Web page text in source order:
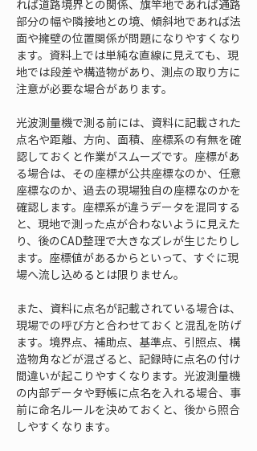
れば道路境界との関係、旗竿地であれば通路
部分の幅や隣接地との境、傾斜地であれば法
面や擁壁の位置関係が問題になりやすくなり
ます。資料上では単純な直線に見えても、現
地では段差や構造物があり、測点の取り方に
注意が必要な場合があります。
光波測量機で測る前には、資料に記載された
点名や距離、方向、面積、座標系の有無を確
認しておくと作業がスムーズです。座標があ
る場合は、その座標が公共座標なのか、任意
座標なのか、過去の現場独自の座標なのかを
確認します。座標系が違うデータを混同する
と、現地で測った点が合わないように見えた
り、後のCAD整理で大きなズレが生じたりし
ます。座標値があるからといって、すぐに現
場へ流し込めるとは限りません。
また、資料に点名が記載されている場合は、
現場での呼び方と合わせておくと混乱を防げ
ます。境界点、補助点、基準点、引照点、構
造物角などが混ざると、記録時に点名の付け
間違いが起こりやすくなります。光波測量機
の内部データや野帳に点名を入れる場合、事
前に命名ルールを決めておくと、後から照合
しやすくなります。